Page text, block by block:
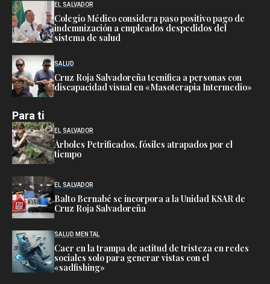
EL SALVADOR
Colegio Médico considera paso positivo pago de
indemnización a empleados despedidos del
sistema de salud
SALUD
Cruz Roja Salvadoreña tecnifica a personas con
discapacidad visual en «Masoterapia Intermedio»
Para ti
EL SALVADOR
Árboles Petrificados, fósiles atrapados por el
tiempo
EL SALVADOR
Balto Bernabé se incorpora a la Unidad KSAR de
Cruz Roja Salvadoreña
SALUD MENTAL
Caer en la trampa de actitud de tristeza en redes
sociales solo para generar vistas con el
«sadfishing»